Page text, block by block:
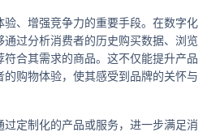
、增强竞争力的重要手段。在数字化
过分析消费者的历史购买数据、浏览
合其需求的商品。这不仅能提升产品
购物体验，使其感受到品牌的关怀与
定制化的产品或服务，进一步满足消